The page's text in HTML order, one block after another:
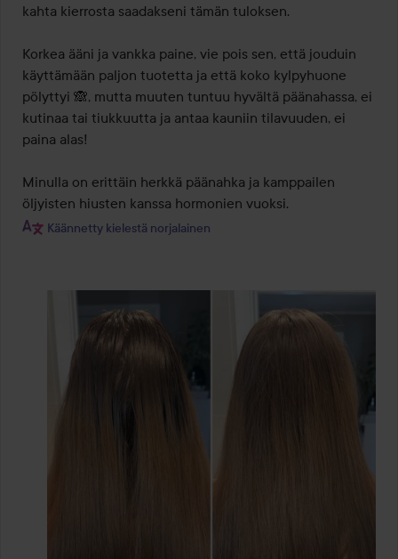
kahta kierrosta saadakseni tämän tuloksen.
Korkea ääni ja vankka paine, vie pois sen, että jouduin
käyttämään paljon tuotetta ja että koko kylpyhuone
pölyttyi 🙈, mutta muuten tuntuu hyvältä päänahassa, ei
kutinaa tai tiukkuutta ja antaa kauniin tilavuuden, ei
paina alas!
Minulla on erittäin herkkä päänahka ja kamppailen
Käännetty kielestä norjalainen